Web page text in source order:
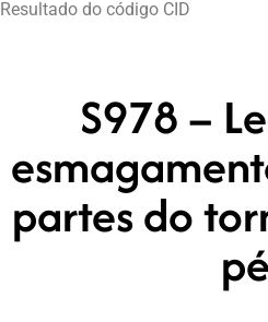
Resultado do código CID
S978 –
partes do
pé